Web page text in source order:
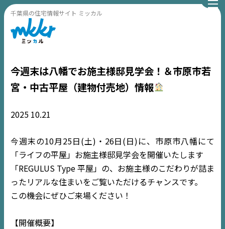
千葉県の住宅情報サイト ミッカル
今週末は八幡でお施主様邸見学会！＆市原市若
宮・中古平屋（建物付売地）情報
2025 10.21
今週末の10月25日(土)・26日(日)に、市原市八幡にて
「ライフの平屋」お施主様邸見学会を開催いたします
「REGULUS Type 平屋」の、お施主様のこだわりが詰ま
ったリアルな住まいをご覧いただけるチャンスです。
この機会にぜひご来場ください！
【開催概要】